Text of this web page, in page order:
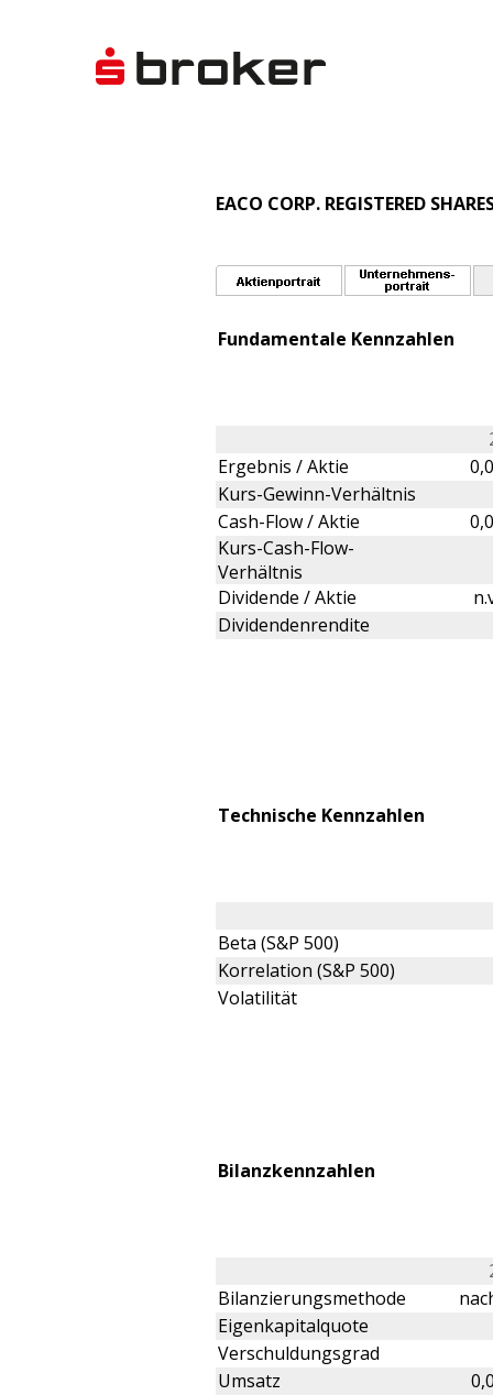
EACO CORP. REGISTERED
Fundamentale Kennzahlen
Ergebnis / Aktie
Kurs-Gewinn-Verhältnis
Cash-Flow / Aktie
Kurs-Cash-Flow-
Verhältnis
Dividende / Aktie
Dividendenrendite
Technische Kennzahlen
Beta (S&P 500)
Korrelation (S&P 500)
Volatilität
Bilanzkennzahlen
Bilanzierungsmethode
Eigenkapitalquote
Verschuldungsgrad
Umsatz